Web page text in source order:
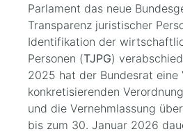
Parlament das neue
Transparenz juristischer
Identifikation der
Personen (TJPG)
2025 hat der Bundesrat eine
konkretisierenden
und die Vernehmlassung
bis zum 30. Januar 2026